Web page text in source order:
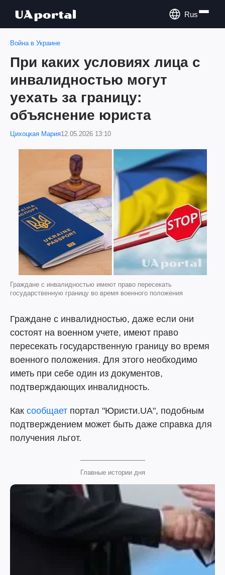
Rus
Война в Украине
При каких условиях лица с
инвалидностью могут
уехать за границу:
объяснение юриста
Цихоцкая Мария12.05.2026 13:10
Граждане с инвалидностью имеют право пересекать
государственную границу во время военного положения
Граждане с инвалидностью, даже если они
состоят на военном учете, имеют право
пересекать государственную границу во время
военного положения. Для этого необходимо
иметь при себе один из документов,
подтверждающих инвалидность.
Как сообщает портал "Юристи.UA", подобным
подтверждением может быть даже справка для
получения льгот.
Главные истории дня